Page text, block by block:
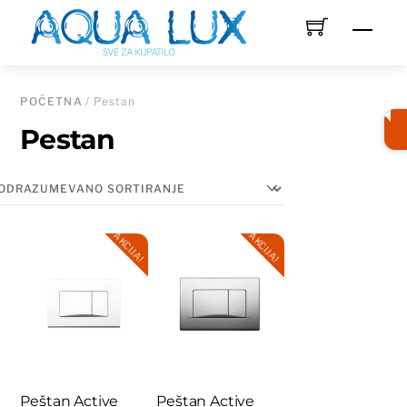
POČETNA/ Pestan
Pestan
AKCIJA!
Peštan Active
AKCIJA!
Peštan Active